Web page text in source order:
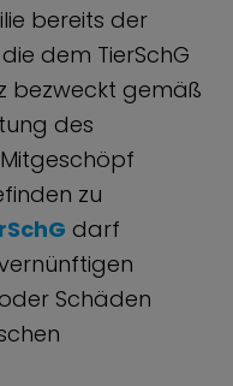
bereits der
dem TierSchG
bezweckt gemäß
des
zu
darf
Schäden